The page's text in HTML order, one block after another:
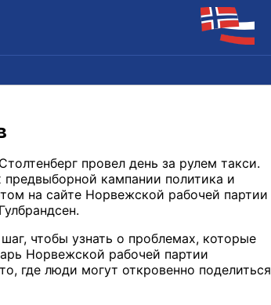
провел день за рулем такси.
кампании политика и
на сайте Норвежской рабочей партии
чтобы узнать о проблемах, которые
Норвежской рабочей партии
где люди могут откровенно поделиться